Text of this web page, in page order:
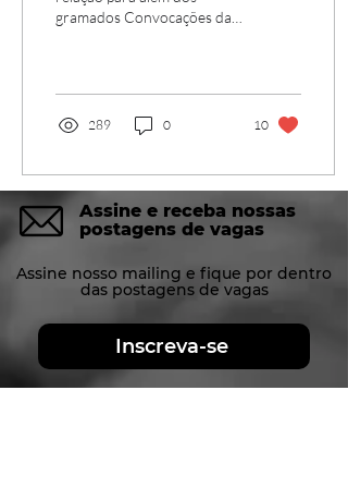
gramados Convocações da
289 0 10
Assine e receba nossas
postagens de vagas
Assine nosso mailing e fique por dentro
das postagens de vagas
Inscreva-se